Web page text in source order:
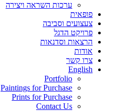
ערכות השראה ויצירה
פופאית
צעצועים וסביבה
פרויקט הדגל
הרצאות וסדנאות
אודות
צרו קשר
English
Portfolio
Paintings for Purchase
Prints for Purchase
Contact Us